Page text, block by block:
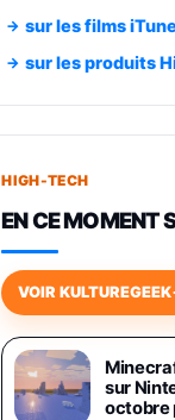
S26+
749,99€
648,63€
Galaxy AI,
Secteur
Version FR
1019€
sur les films
sur les produits
HIGH-TECH
EN CE MOMENT
VOIR KULTUREGEEK
sur
octobre